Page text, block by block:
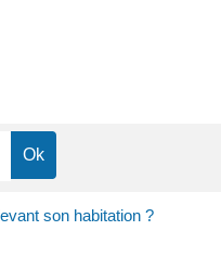
son habitation ?